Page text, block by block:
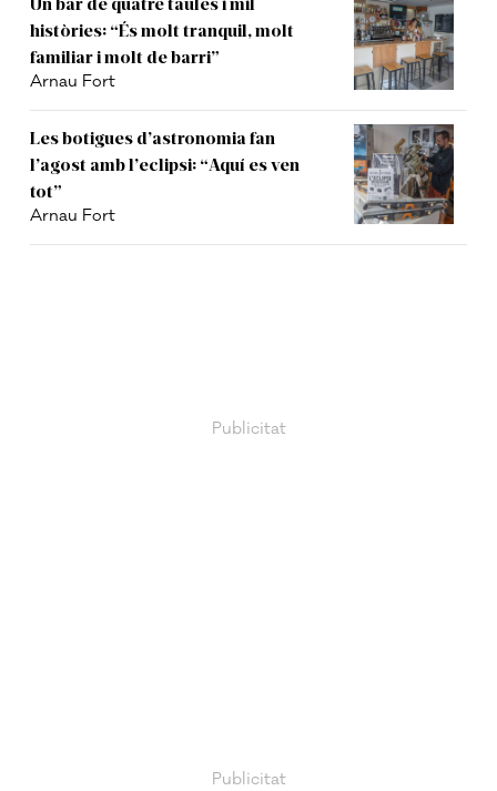
històries: “És molt tranquil, molt
familiar i molt de barri”
Arnau Fort
Les botigues d’astronomia fan
l’agost amb l’eclipsi: “Aquí es ven
tot”
Arnau Fort